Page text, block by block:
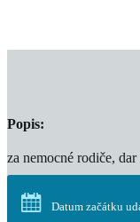
Popis:
za nemocné rodiče,
Datum začátku